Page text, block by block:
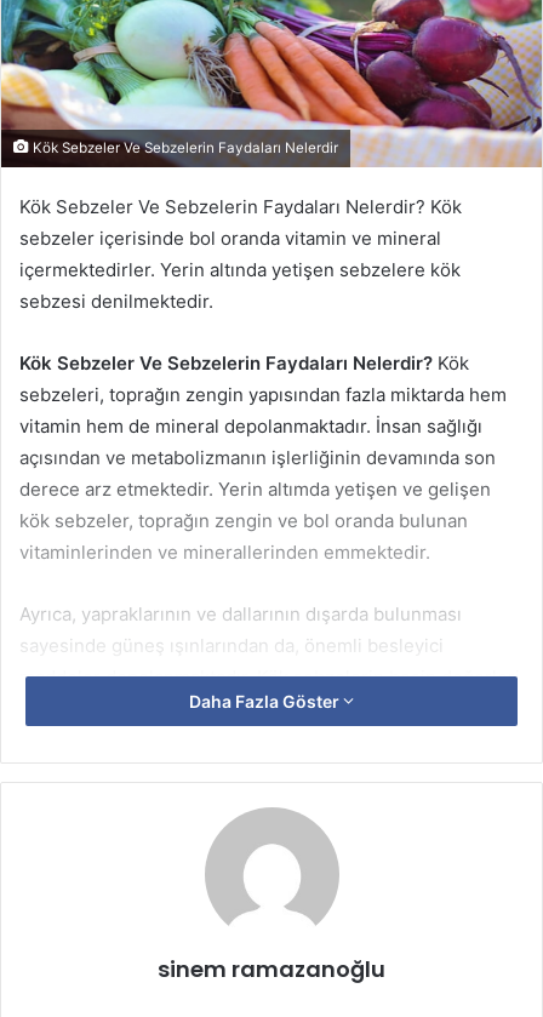
Kök Sebzeler Ve Sebzelerin Faydaları Nelerdir
Kök Sebzeler Ve Sebzelerin Faydaları Nelerdir? Kök
sebzeler içerisinde bol oranda vitamin ve mineral
içermektedirler. Yerin altında yetişen sebzelere kök
sebzesi denilmektedir.
Kök Sebzeler Ve Sebzelerin Faydaları Nelerdir? Kök
sebzeleri, toprağın zengin yapısından fazla miktarda hem
vitamin hem de mineral depolanmaktadır. İnsan sağlığı
açısından ve metabolizmanın işlerliğinin devamında son
derece arz etmektedir. Yerin altımda yetişen ve gelişen
kök sebzeler, toprağın zengin ve bol oranda bulunan
vitaminlerinden ve minerallerinden emmektedir.
Ayrıca, yapraklarının ve dallarının dışarda bulunması
sayesinde güneş ışınlarından da, önemli besleyici
maddeler depolanmaktadır. Kök sebzelerin besin değerleri
de bu lif miktarları da yüksek oranda olan sebzelerdendir.
değerleri çok yüksektir. Çok farklı şekillerde iyileştirici
Çekiciliği Olmamasına Rağmen
Kök sebzelerin genellikle görüntüleri yüzünden çekici
Daha Fazla Göster
sinem ramazanoğlu